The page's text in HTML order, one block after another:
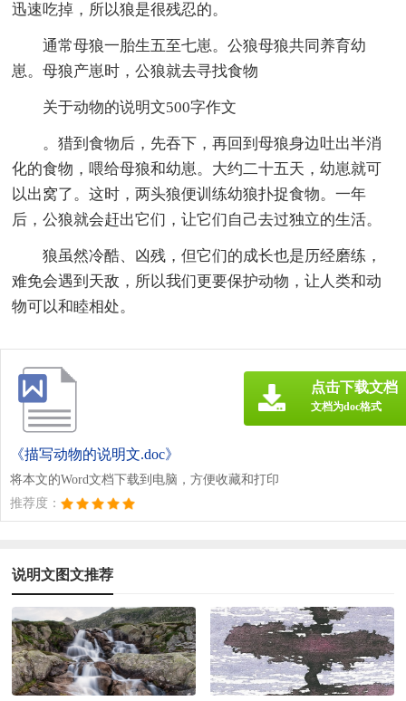
迅速吃掉，所以狼是很残忍的。
通常母狼一胎生五至七崽。公狼母狼共同养育幼
崽。母狼产崽时，公狼就去寻找食物
关于动物的说明文500字作文
。猎到食物后，先吞下，再回到母狼身边吐出半消
化的食物，喂给母狼和幼崽。大约二十五天，幼崽就可
以出窝了。这时，两头狼便训练幼狼扑捉食物。一年
后，公狼就会赶出它们，让它们自己去过独立的生活。
狼虽然冷酷、凶残，但它们的成长也是历经磨练，
难免会遇到天敌，所以我们更要保护动物，让人类和动
物可以和睦相处。
《描写动物的说明文.doc》
将本文的Word文档下载到电脑，方便收藏和打印
推荐度：
点击下载文档
文档为doc格式
说明文图文推荐